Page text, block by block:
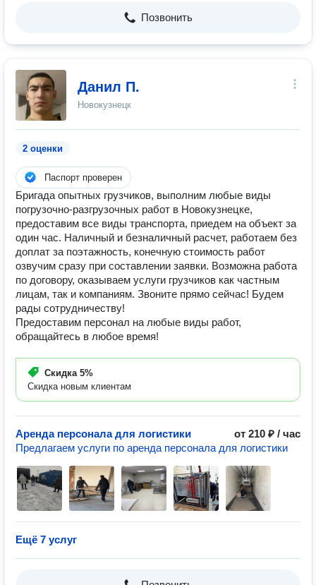
Позвонить
Данил П.
Новокузнецк
2 оценки
Паспорт проверен
Бригада опытных грузчиков, выполним любые виды
погрузочно-разгрузочных работ в Новокузнецке,
предоставим все виды транспорта, приедем на объект за
один час. Наличный и безналичный расчет, работаем без
доплат за поэтажность, конечную стоимость работ
озвучим сразу при составлении заявки. Возможна работа
по договору, оказываем услуги грузчиков как частным
лицам, так и компаниям. Звоните прямо сейчас! Будем
рады сотрудничеству!
Предоставим персонал на любые виды работ,
обращайтесь в любое время!
Скидка 5%
Скидка новым клиентам
Аренда персонала для логистики
от 210 ₽ / час
Предлагаем услуги по аренда персонала для логистики
Ещё 7 услуг